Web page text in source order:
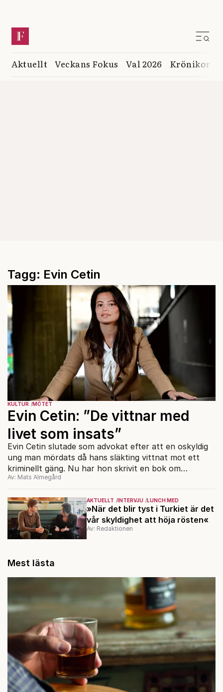
Aktuellt Veckans Fokus Val 2026 Krönikor
Tagg: Evin Cetin
AKTUELLT INTERVJU LUNCH MED
»När det blir tyst i Turkiet är det
vår skyldighet att höja rösten«
Av: Redaktionen
KULTUR MÖTET
Evin Cetin: ”De vittnar med
livet som insats”
Evin Cetin slutade som advokat efter att en oskyldig
ung man mördats då hans släkting vittnat mot ett
kriminellt gäng. Nu har hon skrivit en bok om
gängvåldet.
Av: Mats Almegård
Mest lästa